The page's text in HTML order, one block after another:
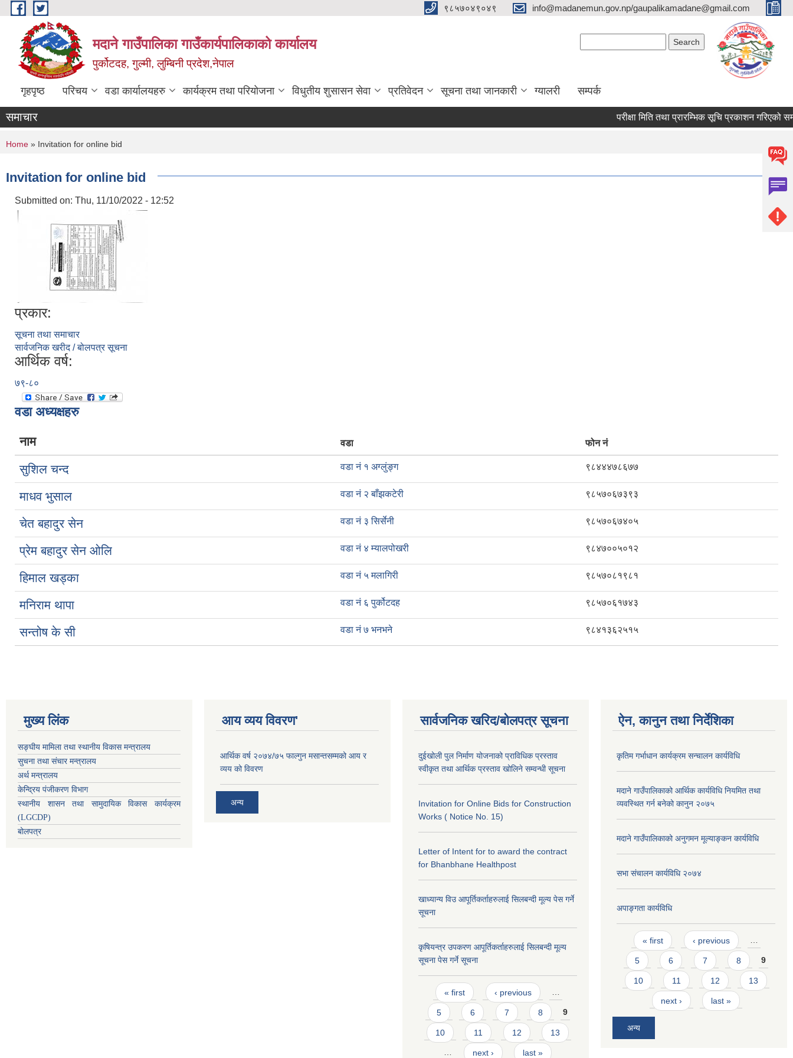
Skip to main content ९८५७०४९०४९ info@madanemun.gov.np/gaupalikamadane@gmail.com
मदाने गाउँपालिका गाउँकार्यपालिकाको कार्यालय
पुर्कोटदह, गुल्मी, लुम्बिनी प्रदेश,नेपाल
गृहपृष्ठ परिचय वडा कार्यालयहरु कार्यक्रम तथा परियोजना विधुतीय शुसासन सेवा प्रतिवेदन सूचना तथा जानकारी ग्यालरी सम्पर्क
समाचार परीक्षा मिति तथा प्रारम्भिक सूचि प्रकाशन गरिएको
You are here
Home » Invitation for online bid
Invitation for online bid
Submitted on: Thu, 11/10/2022 - 12:52
प्रकार:
सूचना तथा समाचार
सार्वजनिक खरीद / बोलपत्र सूचना
आर्थिक वर्ष:
७९-८०
वडा अध्यक्षहरु
नाम वडा फोन नं
सुशिल चन्द वडा नं १ अग्लुंङ्ग ९८४४४७८६७७
माधव भुसाल वडा नं २ बाँझकटेरी ९८५७०६७३९३
चेत बहादुर सेन वडा नं ३ सिर्सेनी ९८५७०६७४०५
प्रेम बहादुर सेन ओलि वडा नं ४ म्यालपोखरी ९८४७००५०१२
हिमाल खड्का वडा नं ५ मलागिरी ९८५७०८१९८१
मनिराम थापा वडा नं ६ पुर्कोटदह ९८५७०६१७४३
सन्तोष के सी वडा नं ७ भनभने ९८४१३६२५१५
मुख्य लिंक
सङ्घीय मामिला तथा स्थानीय विकास मन्त्रालय
सुचना तथा संचार मन्त्रालय
अर्थ मन्त्रालय
केन्द्रिय पंजीकरण विभाग
स्थानीय शासन तथा सामुदायिक विकास कार्यक्रम
(LGCDP)
बोलपत्र
आय व्यय विवरण'
आर्थिक वर्ष २०७४/७५ फाल्गुन मसान्तसम्मको आय र
व्यय को विवरण
अन्य
सार्वजनिक खरिद/बोलपत्र सूचना
दुईखोली पुल निर्माण योजनाको प्राविधिक प्रस्ताव
स्वीकृत तथा आर्थिक प्रस्ताव खोलिने सम्वन्धी सूचना
Invitation for Online Bids for Construction
Works ( Notice No. 15)
Letter of Intent for to award the contract
for Bhanbhane Healthpost
खाध्यान्य विउ आपूर्तिकर्ताहरुलाई सिलबन्दी मूल्य पेस गर्ने
सूचना
कृषियन्त्र उपकरण आपूर्तिकर्ताहरुलाई सिलबन्दी मूल्य
सूचना पेस गर्ने सूचना
Pages
« first ‹ previous …
5 6 7 8 9
10 11 12 13
… next › last »
ऐन, कानुन तथा निर्देशिका
कृतिम गर्भाधान कार्यक्रम सन्चालन कार्यविधि
मदाने गाउँपालिकाको आर्थिक कार्यविधि नियमित तथा
व्यवस्थित गर्न बनेको कानुन २०७५
मदाने गाउँपालिकाको अनुगमन मूल्याङ्कन कार्यविधि
सभा संचालन कार्यविधि २०७४
अपाङ्गता कार्यविधि
Pages
« first ‹ previous …
5 6 7 8 9
10 11 12 13
next › last »
अन्य